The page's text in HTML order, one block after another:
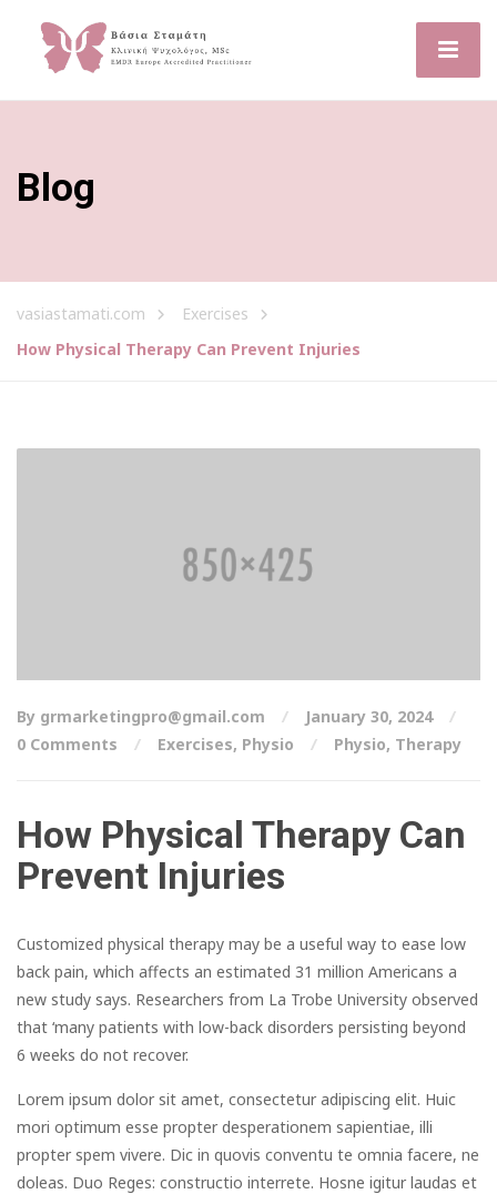
Blog
vasiastamati.com
Exercises
How Physical Therapy Can Prevent Injuries
By grmarketingpro@gmail.com
January 30, 2024
0 Comments
Exercises, Physio Physio, Therapy
How Physical Therapy Can
Prevent Injuries
Customized physical therapy may be a useful way to ease low
back pain, which affects an estimated 31 million Americans a
new study says. Researchers from La Trobe University observed
that ‘many patients with low-back disorders persisting beyond
6 weeks do not recover.
Lorem ipsum dolor sit amet, consectetur adipiscing elit. Huic
mori optimum esse propter desperationem sapientiae, illi
propter spem vivere. Dic in quovis conventu te omnia facere, ne
doleas. Duo Reges: constructio interrete. Hosne igitur laudas et